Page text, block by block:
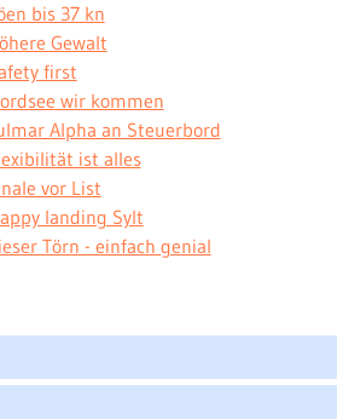
bis 37 kn
Gewalt
first
wir kommen
Alpha an Steuerbord
ist alles
vor List
landing Sylt
Törn - einfach genial